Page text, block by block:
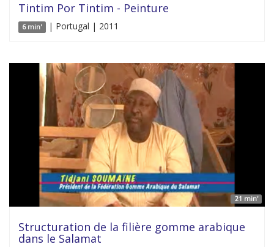
Tintim Por Tintim - Peinture
6 min' | Portugal | 2011
21 min'
Structuration de la filière gomme arabique
dans le Salamat